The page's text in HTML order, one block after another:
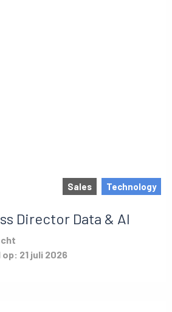
Sales Technology
Director Data & AI
21 juli 2026